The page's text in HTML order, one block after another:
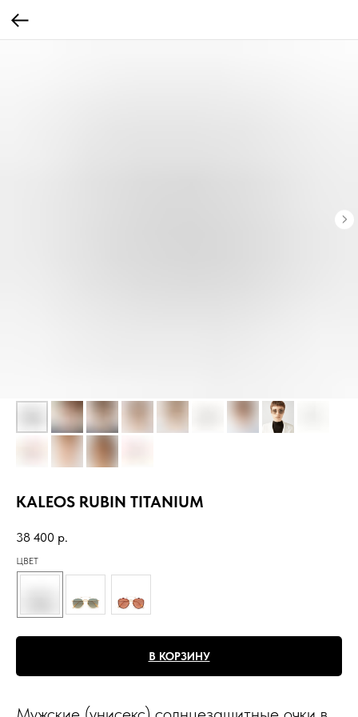
KALEOS RUBIN TITANIUM
38 400 р.
ЦВЕТ
В КОРЗИНУ